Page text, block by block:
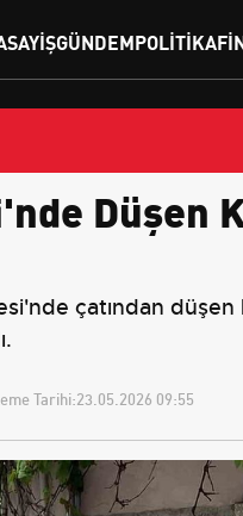
GÜNDEMPOLITIKA
Düşen
çatından
Tarihi:23.05.2026 09:55